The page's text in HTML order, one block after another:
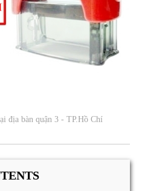
địa bàn quận 3 - TP.Hồ Chí